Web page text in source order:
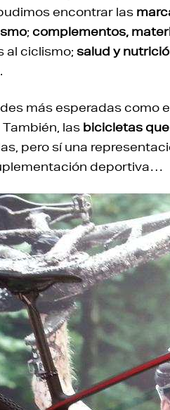
encontrar las
; complementos,
al ciclismo; salud y
más esperadas como
También, las bicicletas
pero sí una
deportiva…